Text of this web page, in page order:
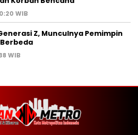
WIB
Z, Munculnya Pemimpin
WIB